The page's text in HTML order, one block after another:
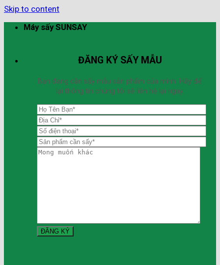
Skip to content
Máy sấy SUNSAY
ĐĂNG KÝ SẤY MẪU
Bạn đang cần sấy mẫu sản phẩm của mình. Hãy để
lại thông tin chúng tôi sẽ liên hệ lại ngay.